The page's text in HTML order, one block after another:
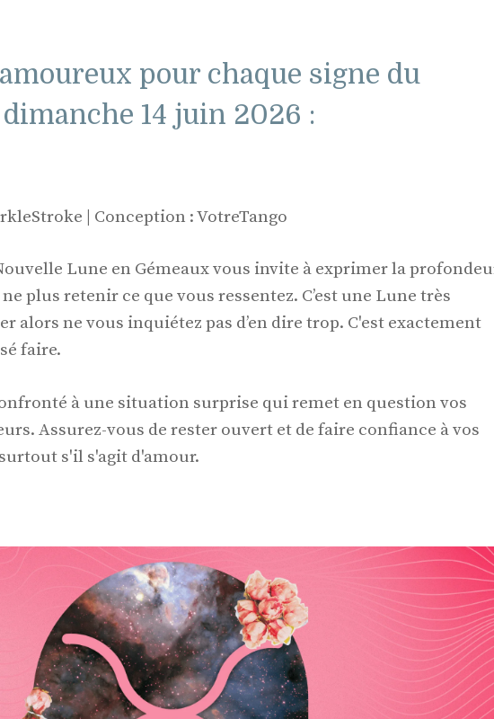
pour chaque signe du
14 juin 2026 :
| Conception : VotreTango
Lune en Gémeaux vous invite à exprimer la
plus retenir ce que vous ressentez. C’est une Lune très
alors ne vous inquiétez pas d’en dire trop. C'est exactement
faire.
à une situation surprise qui remet en question vos
Assurez-vous de rester ouvert et de faire confiance à vos
s'il s'agit d'amour.